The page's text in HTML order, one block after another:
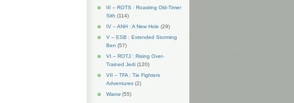
III – ROTS : Roasting Old-Timer
Sith (114)
IV – ANH : A New Hole (29)
V – ESB : Extended Storming
Ben (57)
VI – ROTJ : Rising Over-
Trained Jedi (120)
VII – TFA : Tie Fighters
Adventures (2)
Waow (55)